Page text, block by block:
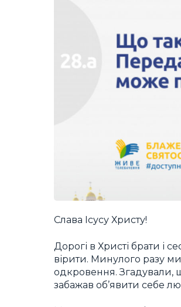
Слава Ісусу Христу!
Дорогі в Христі брати і
вірити. Минулого разу
одкровення. Згадували,
забажав об’явити себе